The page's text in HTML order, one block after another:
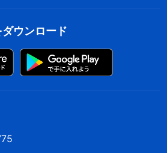
うこともまったくしないので、
到底不可能です。これが反キ
です」（『反キリストを暴く』
にだけ従わせ、真理や神には従わ
葉』第4巻〕）。反キリストを
かれて痛かった。あのころの
能力があって、二人のパートナ
ウンロード